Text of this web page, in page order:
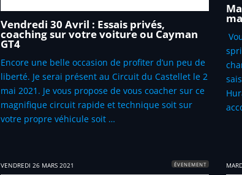
Vendredi 30 Avril : Essais privés,
coaching sur votre voiture ou Cayman
GT4
Encore une belle occasion de profiter d’un peu de
liberté. Je serai présent au Circuit du Castellet le 2
mai 2021. Je vous propose de vous coacher sur ce
magnifique circuit rapide et technique soit sur
votre propre véhicule soit …
VENDREDI 26 MARS 2021 ÉVENEMENT